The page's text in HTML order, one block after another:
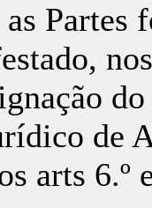
Partes
de
arts